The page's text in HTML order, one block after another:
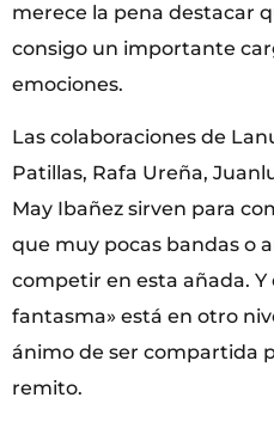
merece la pena destacar
consigo un importante
emociones.
Las colaboraciones de
Patillas, Rafa Ureña,
May Ibañez sirven para
que muy pocas bandas o
competir en esta añada. Y
fantasma» está en otro
ánimo de ser compartida
remito.